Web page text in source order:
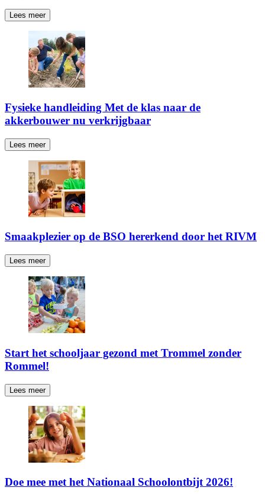
Lees meer
Fysieke handleiding Met de klas naar de
akkerbouwer nu verkrijgbaar
Lees meer
Smaakplezier op de BSO hererkend door het RIVM
Lees meer
Start het schooljaar gezond met Trommel zonder
Rommel!
Lees meer
Doe mee met het Nationaal Schoolontbijt 2026!